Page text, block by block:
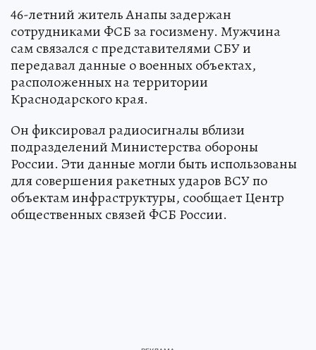
46-летний житель Анапы задержан
сотрудниками ФСБ за госизмену. Мужчина
сам связался с представителями СБУ и
передавал данные о военных объектах,
расположенных на территории
Краснодарского края.
Он фиксировал радиосигналы вблизи
подразделений Министерства обороны
России. Эти данные могли быть использованы
для совершения ракетных ударов ВСУ по
объектам инфраструктуры, сообщает Центр
общественных связей ФСБ России.